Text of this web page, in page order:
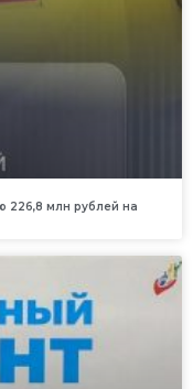
млн рублей на